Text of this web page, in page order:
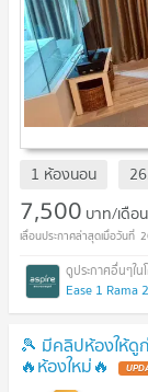
1 ห้องนอน
7,500 บาท/เดือน
Ease 1 Rama
🎾 มีคลิปห้องให้
🔥ห้องใหม่🔥